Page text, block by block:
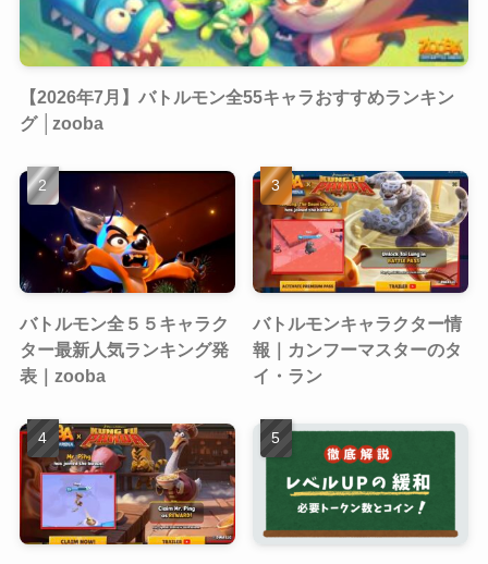
【2026年7月】バトルモン全55キャラおすすめランキン
グ │zooba
バトルモン全５５キャラク
ター最新人気ランキング発
表｜zooba
バトルモンキャラクター情
報｜カンフーマスターのタ
イ・ラン